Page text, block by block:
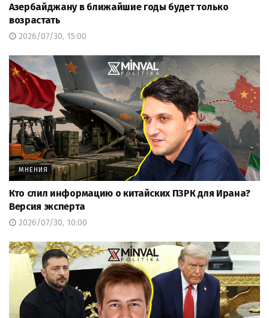
Азербайджану в ближайшие годы будет только
возрастать
2026/07/30, 15:00
МНЕНИЯ
Кто слил информацию о китайских ПЗРК для Ирана?
Версия эксперта
2026/07/30, 10:00